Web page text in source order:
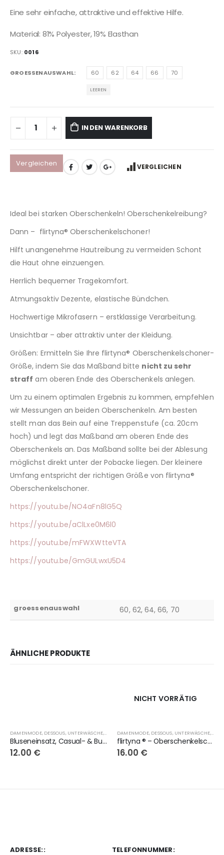
Eine sehr einfache, attraktive und effektive Hilfe.
Material: 81% Polyester, 19% Elasthan
SKU: 0016
GROESSENAUSWAHL 60 62 64 66 70
LEEREN
IN DEN WARENKORB
Vergleichen VERGLEICHEN
Ideal bei starken Oberschenkeln! Oberschenkelreibung?
Dann – flirtyna® Oberschenkelschoner!
Hilft unangenehme Hautreibung zu vermeiden Schont
die Haut ohne einzuengen.
Herrlich bequemer Tragekomfort.
Atmungsaktiv Dezente, elastische Bündchen.
Hochwertige Mikrofasern – erstklassige Verarbeitung.
Unsichtbar – aber attraktiv unter der Kleidung.
Größen: Ermitteln Sie Ihre flirtyna® Oberschenkelschoner-
Größe, indem Sie das Maßband bitte nicht zu sehr
straff am oberen Ende des Oberschenkels anlegen.
Um zu einem optimalen Ergebnis zu kommen, empfehlen
wir Messungen an beiden Oberschenkeln. Am besten
stellt man das Bein auf eine Treppenstufe (ca. 20cm
hoch) und legt das Maßband am oberen Ende des
Oberschenkels an. Das Maßband sollte bei der Ablesung
möglichst direkt unter der Pobacke liegen. Der kleinere
Umfang entspricht der richtigen Größe von flirtyna®
Oberschenkelschoner.
https://youtu.be/NO4aFn8lG5Q
https://youtu.be/aClLxe0M6l0
https://youtu.be/mFWXWtteVTA
https://youtu.be/GmGULwxU5D4
groessenauswahl 60, 62, 64, 66, 70
ÄHNLICHE PRODUKTE
DAMENMODE, DESSOUS, UNTERWÄSCHE, OBERSCHENKELSCHONER, LINGERIE ,FLIRTYNA®,
Bluseneinsatz, Casual- & Business-Look, weiss, oben geschlossen
12.00 €
NICHT VORRÄTIG
DAMENMODE, DESSOUS, UNTERWÄSCHE, OBERSCHENKELSCHONER, LINGERIE
flirtyna ® – Oberschenkelschoner in beige
16.00 €
ADRESSE:: TELEFONNUMMER: